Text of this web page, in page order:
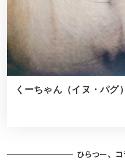
くーちゃん（イヌ・パグ
ひらつー、